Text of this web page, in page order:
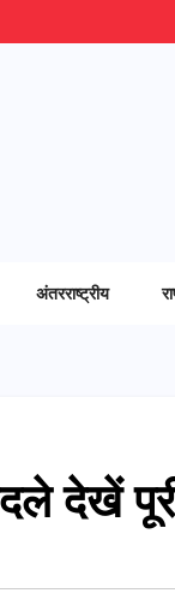
अंतरराष्ट्रीय
देखें